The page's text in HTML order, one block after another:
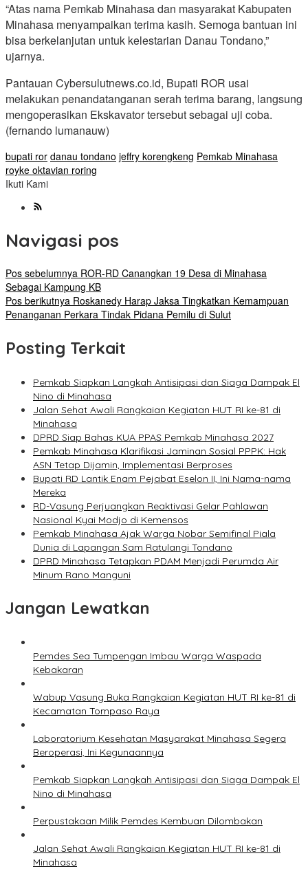
“Atas nama Pemkab Minahasa dan masyarakat Kabupaten
Minahasa menyampaikan terima kasih. Semoga bantuan ini
bisa berkelanjutan untuk kelestarian Danau Tondano,”
ujarnya.
Pantauan Cybersulutnews.co.id, Bupati ROR usai
melakukan penandatanganan serah terima barang, langsung
mengoperasikan Ekskavator tersebut sebagai uji coba.
(fernando lumanauw)
bupati ror danau tondano jeffry korengkeng Pemkab Minahasa
royke oktavian roring
Ikuti Kami
Navigasi pos
Pos sebelumnya ROR-RD Canangkan 19 Desa di Minahasa
Sebagai Kampung KB
Pos berikutnya Roskanedy Harap Jaksa Tingkatkan Kemampuan
Penanganan Perkara Tindak Pidana Pemilu di Sulut
Posting Terkait
Pemkab Siapkan Langkah Antisipasi dan Siaga Dampak El
Nino di Minahasa
Jalan Sehat Awali Rangkaian Kegiatan HUT RI ke-81 di
Minahasa
DPRD Siap Bahas KUA PPAS Pemkab Minahasa 2027
Pemkab Minahasa Klarifikasi Jaminan Sosial PPPK: Hak
ASN Tetap Dijamin, Implementasi Berproses
Bupati RD Lantik Enam Pejabat Eselon II, Ini Nama-nama
Mereka
RD-Vasung Perjuangkan Reaktivasi Gelar Pahlawan
Nasional Kyai Modjo di Kemensos
Pemkab Minahasa Ajak Warga Nobar Semifinal Piala
Dunia di Lapangan Sam Ratulangi Tondano
DPRD Minahasa Tetapkan PDAM Menjadi Perumda Air
Minum Rano Manguni
Jangan Lewatkan
Pemdes Sea Tumpengan Imbau Warga Waspada
Kebakaran
Wabup Vasung Buka Rangkaian Kegiatan HUT RI ke-81 di
Kecamatan Tompaso Raya
Laboratorium Kesehatan Masyarakat Minahasa Segera
Beroperasi, Ini Kegunaannya
Pemkab Siapkan Langkah Antisipasi dan Siaga Dampak El
Nino di Minahasa
Perpustakaan Milik Pemdes Kembuan Dilombakan
Jalan Sehat Awali Rangkaian Kegiatan HUT RI ke-81 di
Minahasa